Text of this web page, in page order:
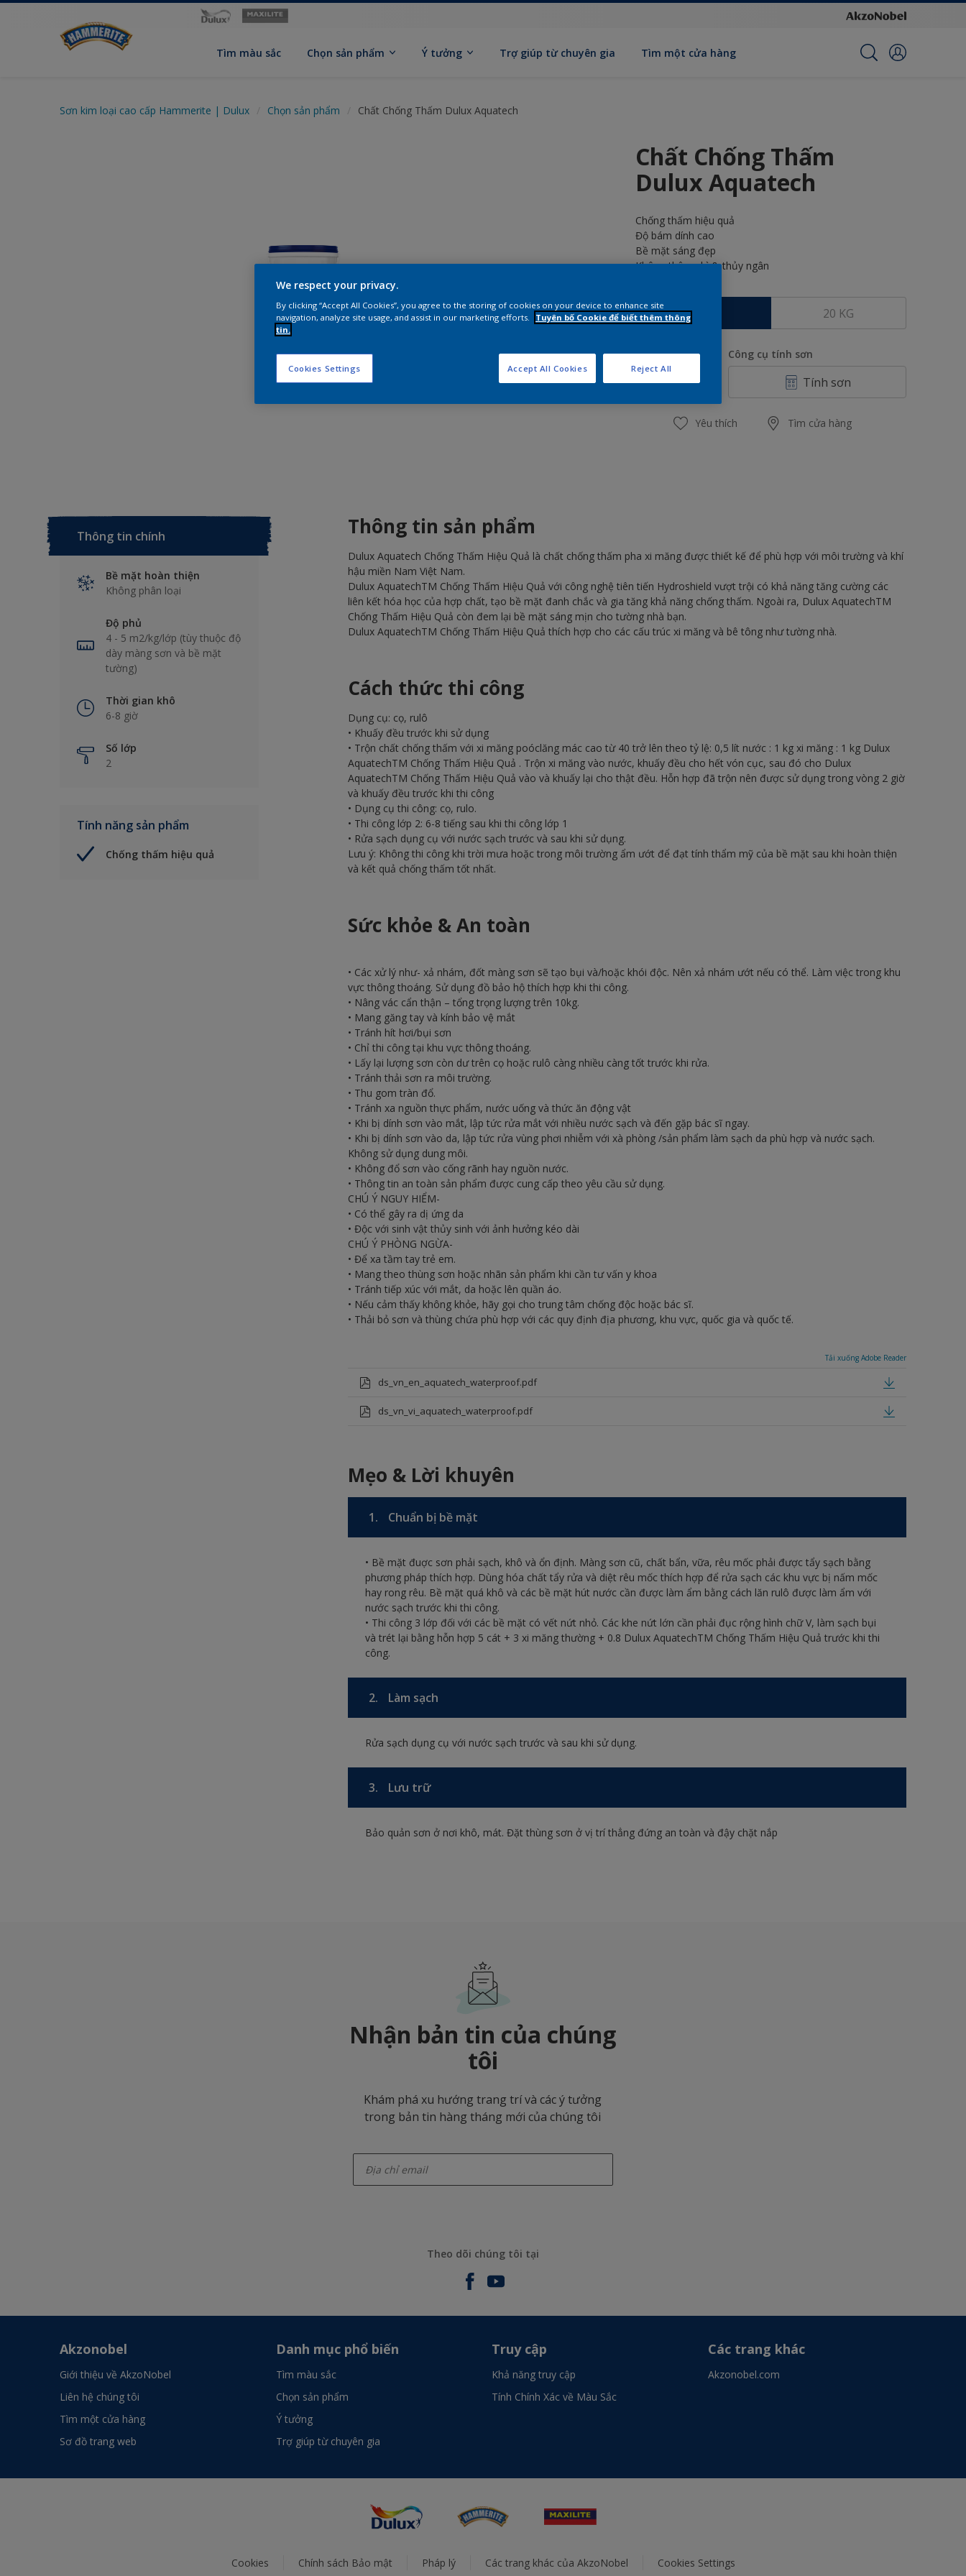
Tìm màu sắc Chọn sản phẩm Ý tưởng Trợ giúp từ chuyên gia Tìm một cửa hàng
Sơn kim loại cao cấp Hammerite | Dulux Chọn sản phẩm Chất Chống Thấm Dulux Aquatech
Chất Chống Thấm
Dulux Aquatech
Chống thấm hiệu quả
Độ bám dính cao
Bề mặt sáng đẹp
Không thêm chì & thủy ngân
6 KG 20 KG
Số lượng Công cụ tính sơn
Tính sơn
Yêu thích Tìm cửa hàng
Thông tin chính
Bề mặt hoàn thiện
Không phân loại
Độ phủ
4 - 5 m2/kg/lớp (tùy thuộc độ
dày màng sơn và bề mặt
tường)
Thời gian khô
6-8 giờ
Số lớp
2
Tính năng sản phẩm
Chống thấm hiệu quả
Thông tin sản phẩm
Dulux Aquatech Chống Thấm Hiệu Quả là chất chống thấm pha xi măng được thiết kế để phù hợp với môi trường và khí
hậu miền Nam Việt Nam.
Dulux AquatechTM Chống Thấm Hiệu Quả với công nghệ tiên tiến Hydroshield vượt trội có khả năng tăng cường các
liên kết hóa học của hợp chất, tạo bề mặt đanh chắc và gia tăng khả năng chống thấm. Ngoài ra, Dulux AquatechTM
Chống Thấm Hiệu Quả còn đem lại bề mặt sáng mịn cho tường nhà bạn.
Dulux AquatechTM Chống Thấm Hiệu Quả thích hợp cho các cấu trúc xi măng và bê tông như tường nhà.
Cách thức thi công
Dụng cụ: cọ, rulô
• Khuấy đều trước khi sử dụng
• Trộn chất chống thấm với xi măng poóclăng mác cao từ 40 trở lên theo tỷ lệ: 0,5 lít nước : 1 kg xi măng : 1 kg Dulux
AquatechTM Chống Thấm Hiệu Quả . Trộn xi măng vào nước, khuấy đều cho hết vón cục, sau đó cho Dulux
AquatechTM Chống Thấm Hiệu Quả vào và khuấy lại cho thật đều. Hỗn hợp đã trộn nên được sử dụng trong vòng 2 giờ
và khuấy đều trước khi thi công
• Dụng cụ thi công: cọ, rulo.
• Thi công lớp 2: 6-8 tiếng sau khi thi công lớp 1
• Rửa sạch dụng cụ với nước sạch trước và sau khi sử dụng.
Lưu ý: Không thi công khi trời mưa hoặc trong môi trường ẩm ướt để đạt tính thẩm mỹ của bề mặt sau khi hoàn thiện
và kết quả chống thấm tốt nhất.
Sức khỏe & An toàn
• Các xử lý như- xả nhám, đốt màng sơn sẽ tạo bụi và/hoặc khói độc. Nên xả nhám ướt nếu có thể. Làm việc trong khu
vực thông thoáng. Sử dụng đồ bảo hộ thích hợp khi thi công.
• Nâng vác cẩn thận – tổng trọng lượng trên 10kg.
• Mang găng tay và kính bảo vệ mắt
• Tránh hít hơi/bụi sơn
• Chỉ thi công tại khu vực thông thoáng.
• Lấy lại lượng sơn còn dư trên cọ hoặc rulô càng nhiều càng tốt trước khi rửa.
• Tránh thải sơn ra môi trường.
• Thu gom tràn đổ.
• Tránh xa nguồn thực phẩm, nước uống và thức ăn động vật
• Khi bị dính sơn vào mắt, lập tức rửa mắt với nhiều nước sạch và đến gặp bác sĩ ngay.
• Khi bị dính sơn vào da, lập tức rửa vùng phơi nhiễm với xà phòng /sản phẩm làm sạch da phù hợp và nước sạch.
Không sử dụng dung môi.
• Không đổ sơn vào cống rãnh hay nguồn nước.
• Thông tin an toàn sản phẩm được cung cấp theo yêu cầu sử dụng.
CHÚ Ý NGUY HIỂM-
• Có thể gây ra dị ứng da
• Độc với sinh vật thủy sinh với ảnh hưởng kéo dài
CHÚ Ý PHÒNG NGỪA-
• Để xa tầm tay trẻ em.
• Mang theo thùng sơn hoặc nhãn sản phẩm khi cần tư vấn y khoa
• Tránh tiếp xúc với mắt, da hoặc lên quần áo.
• Nếu cảm thấy không khỏe, hãy gọi cho trung tâm chống độc hoặc bác sĩ.
• Thải bỏ sơn và thùng chứa phù hợp với các quy định địa phương, khu vực, quốc gia và quốc tế.
Tải xuống Adobe Reader
ds_vn_en_aquatech_waterproof.pdf
ds_vn_vi_aquatech_waterproof.pdf
Mẹo & Lời khuyên
1. Chuẩn bị bề mặt
• Bề mặt đuợc sơn phải sạch, khô và ổn định. Màng sơn cũ, chất bẩn, vữa, rêu mốc phải được tẩy sạch bằng
phương pháp thích hợp. Dùng hóa chất tẩy rửa và diệt rêu mốc thích hợp để rửa sạch các khu vực bị nấm mốc
hay rong rêu. Bề mặt quá khô và các bề mặt hút nước cần được làm ẩm bằng cách lăn rulô được làm ẩm với
nước sạch trước khi thi công.
• Thi công 3 lớp đối với các bề mặt có vết nứt nhỏ. Các khe nứt lớn cần phải đục rộng hình chữ V, làm sạch bụi
và trét lại bằng hỗn hợp 5 cát + 3 xi măng thường + 0.8 Dulux AquatechTM Chống Thấm Hiệu Quả trước khi thi
công.
2. Làm sạch
Rửa sạch dụng cụ với nước sạch trước và sau khi sử dụng.
3. Lưu trữ
Bảo quản sơn ở nơi khô, mát. Đặt thùng sơn ở vị trí thẳng đứng an toàn và đậy chặt nắp
Nhận bản tin của chúng
tôi
Khám phá xu hướng trang trí và các ý tưởng
trong bản tin hàng tháng mới của chúng tôi
Theo dõi chúng tôi tại
Akzonobel
Giới thiệu về AkzoNobel
Liên hệ chúng tôi
Tìm một cửa hàng
Sơ đồ trang web
Danh mục phổ biến
Tìm màu sắc
Chọn sản phẩm
Ý tưởng
Trợ giúp từ chuyên gia
Truy cập
Khả năng truy cập
Tính Chính Xác về Màu Sắc
Các trang khác
Akzonobel.com
Cookies Chính sách Bảo mật Pháp lý Các trang khác của AkzoNobel Cookies Settings
We respect your privacy.
By clicking “Accept All Cookies”, you agree to the storing of cookies on your device to enhance site
navigation, analyze site usage, and assist in our marketing efforts.
Tuyên bố Cookie để biết thêm thông
tin.
Reject All
Accept All Cookies
Cookies Settings